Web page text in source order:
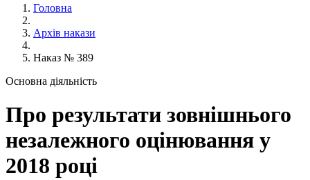
Головна
Архів накази
Наказ № 389
Основна діяльність
Про результати зовнішнього
незалежного оцінювання у
2018 році